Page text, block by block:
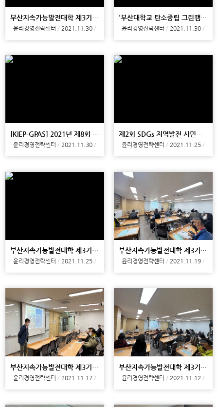
부산지속가능발전대학 제3기 8강 및 수료식
윤리경영전략센터 2021.11.30
'부산대학교 탄소중립 그린캠퍼스 영상콘텐츠 및 카드뉴스 공모전' 발표 평
윤리경영전략센터 2021.11.30
[KIEP-GPAS] 2021년 제8회 학생세미나 개최
윤리경영전략센터 2021.11.30
제2회 SDGs 지역발전 시민강연회 개최
윤리경영전략센터 2021.11.25
부산지속가능발전대학 제3기 7강
윤리경영전략센터 2021.11.25
부산지속가능발전대학 제3기 6강
윤리경영전략센터 2021.11.19
부산지속가능발전대학 제3기 5강
윤리경영전략센터 2021.11.17
부산지속가능발전대학 제3기 4강
윤리경영전략센터 2021.11.12